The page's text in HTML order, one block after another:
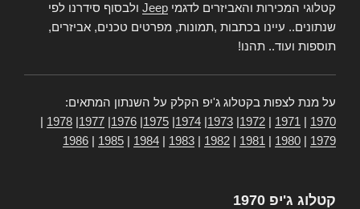
קטלוגי המכירות והאביזרים לדגמי Jeep ולבסוף סידרנו לפי
שנתונים.. עיינו בכתבות ,תמונות, מפרטים טכנים, אביזרים,
תוספות ועוד.. תהנו!
על מנת לצפות בקטלוג ג'יפ הקלק על השנתון המתאים:
1970
1971
1972
1973
1974
1975
1976
1977
1978
1979
1980
1981
1982
1983
1984
1985
1986
קטלוג ג'יפ 1970